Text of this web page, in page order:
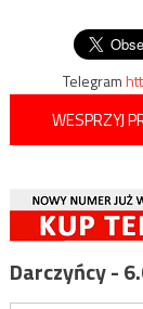
Telegram
WESPRZYJ
Darczyńcy -